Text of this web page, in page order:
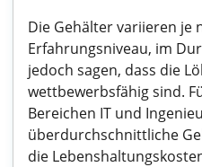
Die Gehälter variieren je
Erfahrungsniveau, im
jedoch sagen, dass die
wettbewerbsfähig sind.
Bereichen IT und
überdurchschnittliche
die